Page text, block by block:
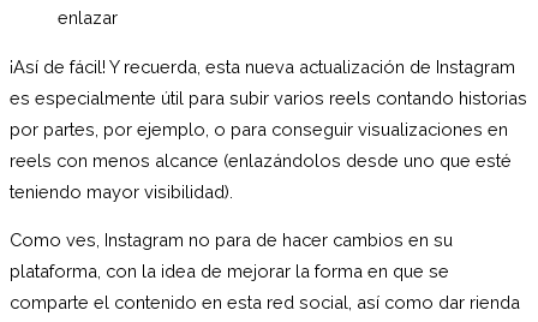
enlazar
¡Así de fácil! Y recuerda, esta nueva actualización de Instagram
es especialmente útil para subir varios reels contando historias
por partes, por ejemplo, o para conseguir visualizaciones en
reels con menos alcance (enlazándolos desde uno que esté
teniendo mayor visibilidad).
Como ves, Instagram no para de hacer cambios en su
plataforma, con la idea de mejorar la forma en que se
comparte el contenido en esta red social, así como dar rienda